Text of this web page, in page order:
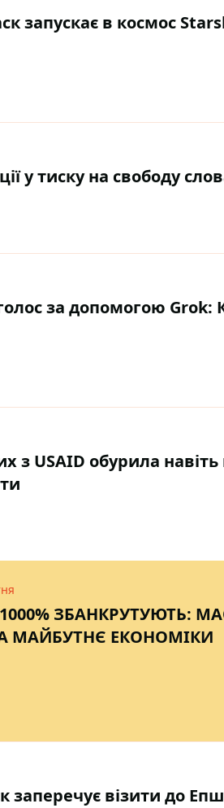
запускає в космос
у тиску на свободу
за допомогою Grok:
з USAID обурила
ЗБАНКРУТУЮТЬ:
МАЙБУТНЄ ЕКОНОМІКИ
заперечує візити до